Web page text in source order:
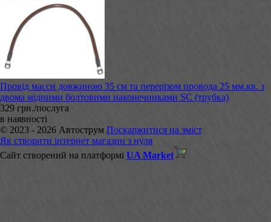
Провід масси довжиною 35 см та перерізом провода 25 мм.кв. з
двома мідними болтовими наконечниками SC (трубка)
329 грн./послуга
в наявності
© 2023 - 2026 Автострум Поскаржитися на зміст
Як створити інтернет магазин з нуля
Сайт створений на платформі UA Market